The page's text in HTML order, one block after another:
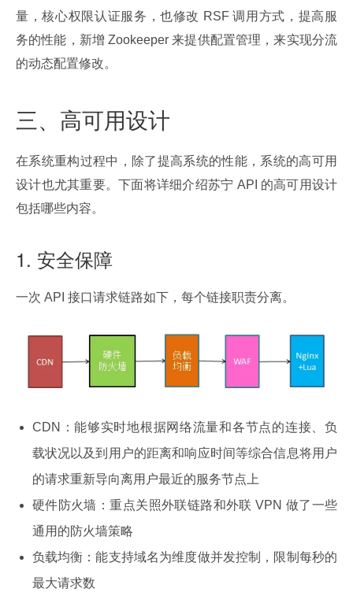
量，核心权限认证服务，也修改 RSF 调用方式，提高服
务的性能，新增 Zookeeper 来提供配置管理，来实现分流
的动态配置修改。
三、高可用设计
在系统重构过程中，除了提高系统的性能，系统的高可用
设计也尤其重要。下面将详细介绍苏宁 API 的高可用设计
包括哪些内容。
1. 安全保障
一次 API 接口请求链路如下，每个链接职责分离。
CDN：能够实时地根据网络流量和各节点的连接、负
载状况以及到用户的距离和响应时间等综合信息将用户
的请求重新导向离用户最近的服务节点上
硬件防火墙：重点关照外联链路和外联 VPN 做了一些
通用的防火墙策略
负载均衡：能支持域名为维度做并发控制，限制每秒的
最大请求数